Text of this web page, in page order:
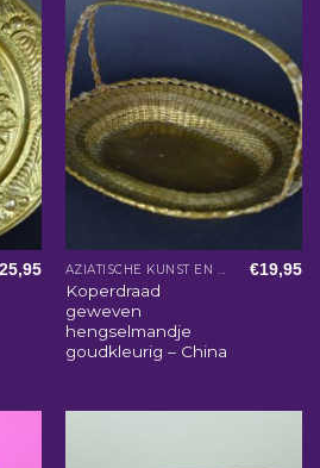
25,95 AZIATISCHE KUNST EN WOONACCESSOIRES
Koperdraad
geweven
hengselmandje
goudkleurig – China
€19,95